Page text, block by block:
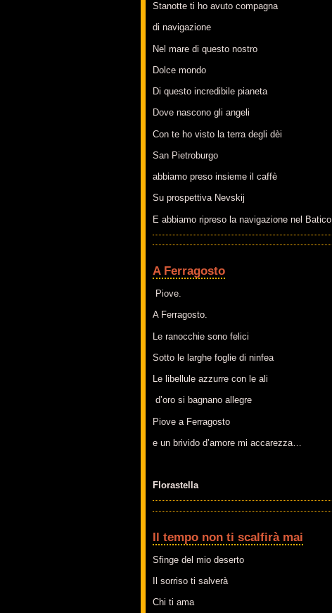
Stanotte ti ho avuto compagna
di navigazione
Nel mare di questo nostro
Dolce mondo
Di questo incredibile pianeta
Dove nascono gli angeli
Con te ho visto la terra degli dèi
San Pietroburgo
abbiamo preso insieme il caffè
Su prospettiva Nevskij
E abbiamo ripreso la navigazione nel Batico
A Ferragosto
Piove.
A Ferragosto.
Le ranocchie sono felici
Sotto le larghe foglie di ninfea
Le libellule azzurre con le ali
d’oro si bagnano allegre
Piove a Ferragosto
e un brivido d’amore mi accarezza…
Florastella
Il tempo non ti scalfirà mai
Sfinge del mio deserto
Il sorriso ti salverà
Chi ti ama